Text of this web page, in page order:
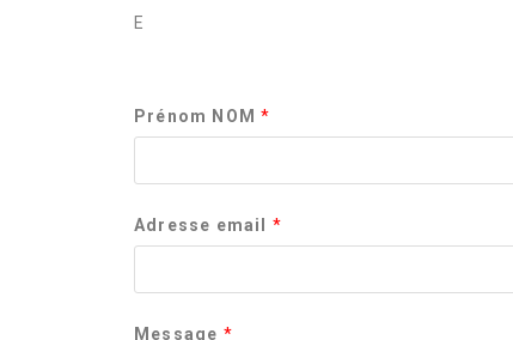
E
Prénom NOM*
Adresse email *
Message *